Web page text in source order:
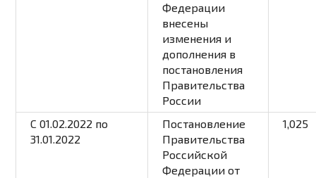
Федерации
внесены
изменения и
дополнения в
постановления
Правительства
России
С 01.02.2022 по
31.01.2022
Постановление
Правительства
Российской
Федерации от
1,025